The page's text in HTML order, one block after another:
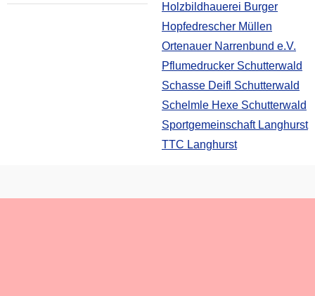
Holzbildhauerei Burger
Hopfedrescher Müllen
Ortenauer Narrenbund e.V.
Pflumedrucker Schutterwald
Schasse Deifl Schutterwald
Schelmle Hexe Schutterwald
Sportgemeinschaft Langhurst
TTC Langhurst